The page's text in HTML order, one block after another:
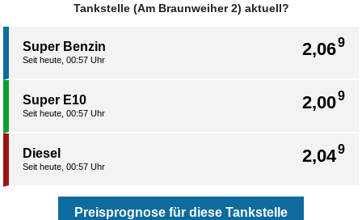
Tankstelle (Am Braunweiher 2) aktuell?
2,069
Super Benzin
Seit heute, 00:57 Uhr
2,009
Super E10
Seit heute, 00:57 Uhr
2,049
Diesel
Seit heute, 00:57 Uhr
Preisprognose für diese Tankstelle